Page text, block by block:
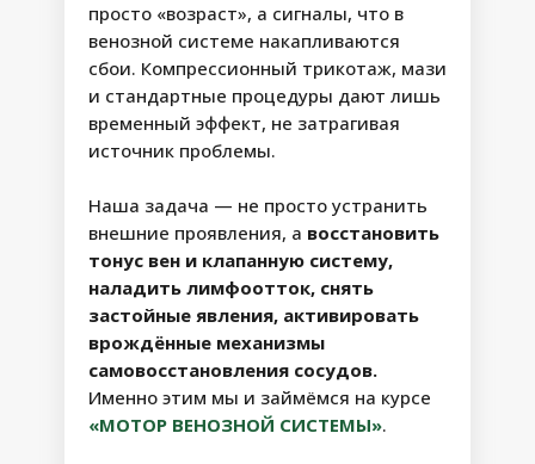
просто «возраст», а сигналы, что в
венозной системе накапливаются
сбои. Компрессионный трикотаж, мази
и стандартные процедуры дают лишь
временный эффект, не затрагивая
источник проблемы.
Наша задача — не просто устранить
внешние проявления, а восстановить
тонус вен и клапанную систему,
наладить лимфоотток, снять
застойные явления, активировать
врождённые механизмы
самовосстановления сосудов.
Именно этим мы и займёмся на курсе
«МОТОР ВЕНОЗНОЙ СИСТЕМЫ».
Сможете заметно повысить силу и
выносливость ног, подтянуть
ПАКЕТ
«МАКСИМУМ
ЛЁГКОСТИ»